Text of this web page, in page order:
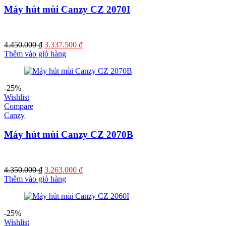
Máy hút mùi Canzy CZ 2070I
4.450.000₫ Giá
gốc
4.450.000 ₫.
3.337.500 ₫Giá
là:
Thêm vào giỏ hàng
-25%
Wishlist
Compare
Canzy
Máy hút mùi Canzy CZ 2070B
4.350.000₫ Giá
gốc
4.350.000 ₫.
3.263.000 ₫Giá
là:
Thêm vào giỏ hàng
-25%
Wishlist